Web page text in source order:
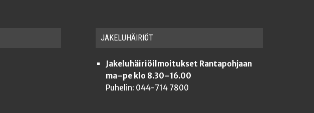
JAKE­LU­HÄI­RIÖT
Jakeluhäiriöilmoitukset Rantapohjaan
ma–pe klo 8.30–16.00
Puhelin: 044-714 7800